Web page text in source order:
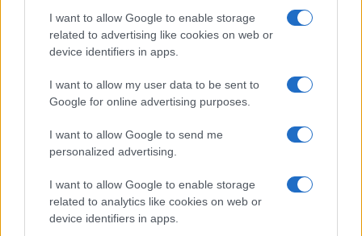
I want to allow Google to enable storage
related to advertising like cookies on web or
device identifiers in apps.
I want to allow my user data to be sent to
Google for online advertising purposes.
I want to allow Google to send me
personalized advertising.
I want to allow Google to enable storage
related to analytics like cookies on web or
device identifiers in apps.
18η συνεχόμενη χρονιά για τον ΟΤΕ στη διεθνή σειρά
δεικτών FTSE4Good
Alpha Bank: Για πρώτη φορά το Αρχαίο Θέατρο Επιδαύρου
άνοιξε τις πύλες του σε όλους